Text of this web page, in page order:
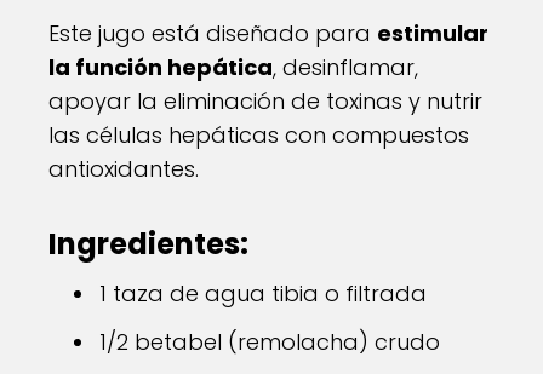
Este jugo está diseñado para estimular
la función hepática, desinflamar,
apoyar la eliminación de toxinas y nutrir
las células hepáticas con compuestos
antioxidantes.
Ingredientes:
1 taza de agua tibia o filtrada
1/2 betabel (remolacha) crudo